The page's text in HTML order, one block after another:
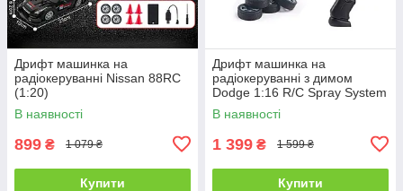
Дрифт машинка на
радіокеруванні Nissan 88RC
(1:20)
В наявності
899 ₴ 1 079 ₴
Купити
Дрифт машинка на
радіокеруванні з димом
Dodge 1:16 R/C Spray System
Drift
В наявності
1 399 ₴ 1 599 ₴
Купити